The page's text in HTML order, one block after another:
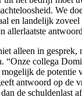
We
en landelijk
allerlaatste
alleen in
“Onze collega
de potentie
antwoord op de
de schuldenlast